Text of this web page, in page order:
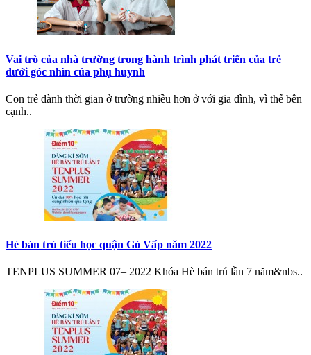
Vai trò của nhà trường trong hành trình phát triển của trẻ
dưới góc nhìn của phụ huynh
Con trẻ dành thời gian ở trường nhiều hơn ở với gia đình, vì thế bên
cạnh..
Hè bán trú tiểu học quận Gò Vấp năm 2022
TENPLUS SUMMER 07– 2022 Khóa Hè bán trú lần 7 năm&nbs..